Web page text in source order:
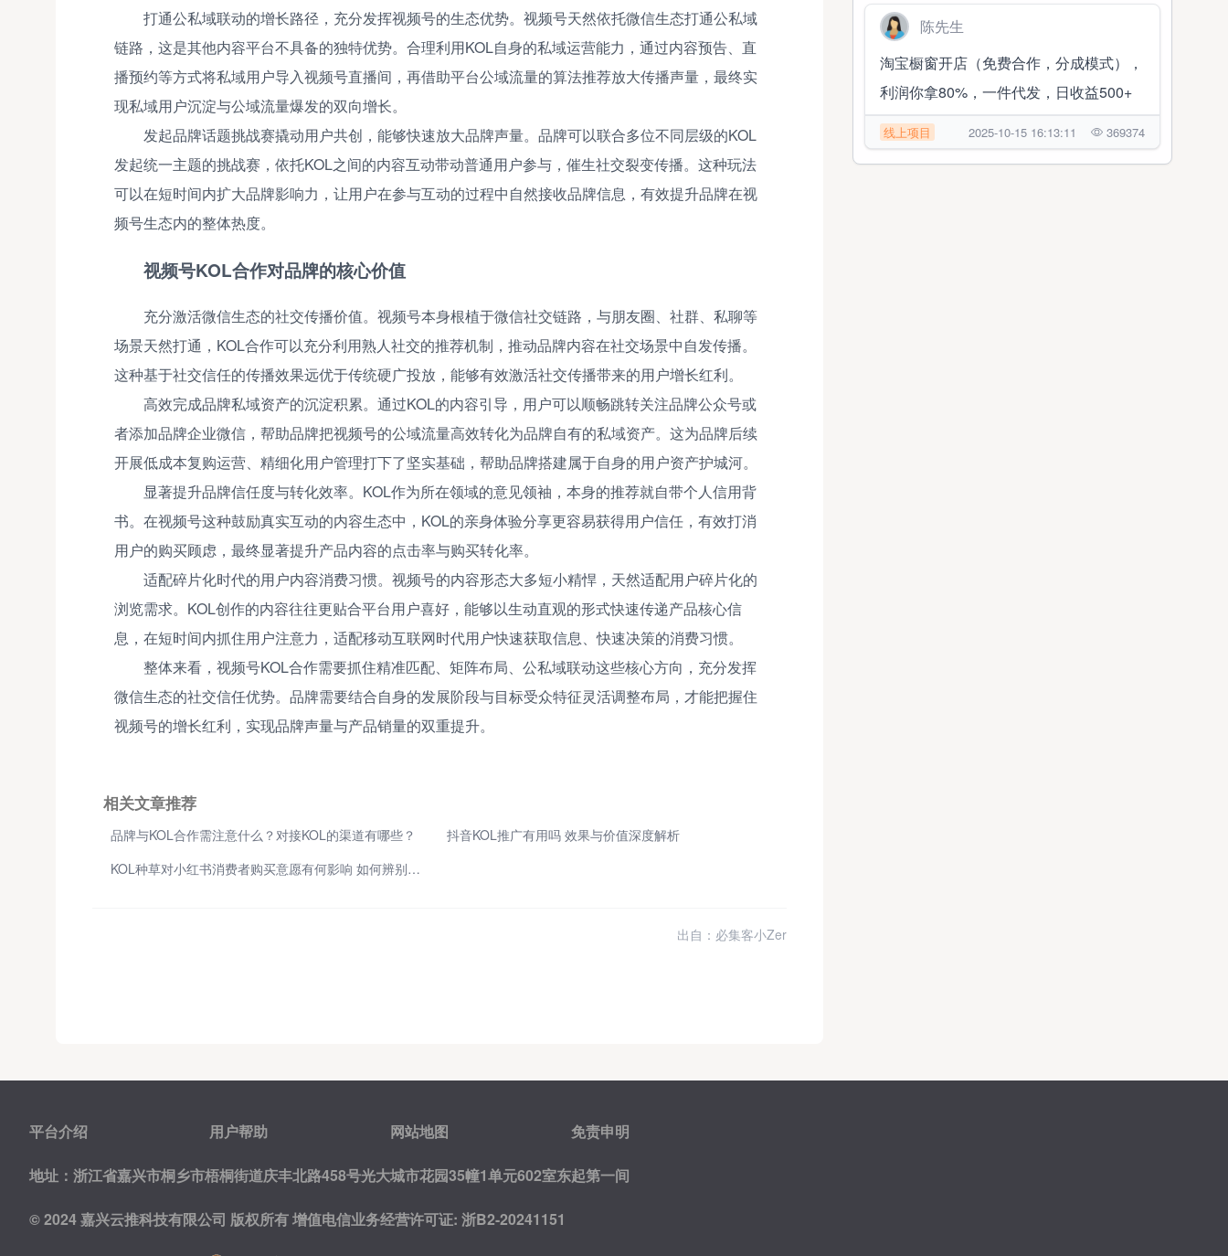
打通公私域联动的增长路径，充分发挥视频号的生态优势。视频号天然依托微信生态打通公私域
链路，这是其他内容平台不具备的独特优势。合理利用KOL自身的私域运营能力，通过内容预告、直
播预约等方式将私域用户导入视频号直播间，再借助平台公域流量的算法推荐放大传播声量，最终实
现私域用户沉淀与公域流量爆发的双向增长。
发起品牌话题挑战赛撬动用户共创，能够快速放大品牌声量。品牌可以联合多位不同层级的KOL
发起统一主题的挑战赛，依托KOL之间的内容互动带动普通用户参与，催生社交裂变传播。这种玩法
可以在短时间内扩大品牌影响力，让用户在参与互动的过程中自然接收品牌信息，有效提升品牌在视
频号生态内的整体热度。
视频号KOL合作对品牌的核心价值
充分激活微信生态的社交传播价值。视频号本身根植于微信社交链路，与朋友圈、社群、私聊等
场景天然打通，KOL合作可以充分利用熟人社交的推荐机制，推动品牌内容在社交场景中自发传播。
这种基于社交信任的传播效果远优于传统硬广投放，能够有效激活社交传播带来的用户增长红利。
高效完成品牌私域资产的沉淀积累。通过KOL的内容引导，用户可以顺畅跳转关注品牌公众号或
者添加品牌企业微信，帮助品牌把视频号的公域流量高效转化为品牌自有的私域资产。这为品牌后续
开展低成本复购运营、精细化用户管理打下了坚实基础，帮助品牌搭建属于自身的用户资产护城河。
显著提升品牌信任度与转化效率。KOL作为所在领域的意见领袖，本身的推荐就自带个人信用背
书。在视频号这种鼓励真实互动的内容生态中，KOL的亲身体验分享更容易获得用户信任，有效打消
用户的购买顾虑，最终显著提升产品内容的点击率与购买转化率。
适配碎片化时代的用户内容消费习惯。视频号的内容形态大多短小精悍，天然适配用户碎片化的
浏览需求。KOL创作的内容往往更贴合平台用户喜好，能够以生动直观的形式快速传递产品核心信
息，在短时间内抓住用户注意力，适配移动互联网时代用户快速获取信息、快速决策的消费习惯。
整体来看，视频号KOL合作需要抓住精准匹配、矩阵布局、公私域联动这些核心方向，充分发挥
微信生态的社交信任优势。品牌需要结合自身的发展阶段与目标受众特征灵活调整布局，才能把握住
视频号的增长红利，实现品牌声量与产品销量的双重提升。
相关文章推荐
品牌与KOL合作需注意什么？对接KOL的渠道有哪些？
抖音KOL推广有用吗 效果与价值深度解析
KOL种草对小红书消费者购买意愿有何影响 如何辨别信息真伪
出自：必集客小Zer
陈先生
淘宝橱窗开店（免费合作，分成模式），
利润你拿80%，一件代发，日收益500+
线上项目 2025-10-15 16:13:11 369374
平台介绍 用户帮助 网站地图 免责申明
地址：浙江省嘉兴市桐乡市梧桐街道庆丰北路458号光大城市花园35幢1单元602室东起第一间
© 2024 嘉兴云推科技有限公司 版权所有增值电信业务经营许可证: 浙B2-20241151